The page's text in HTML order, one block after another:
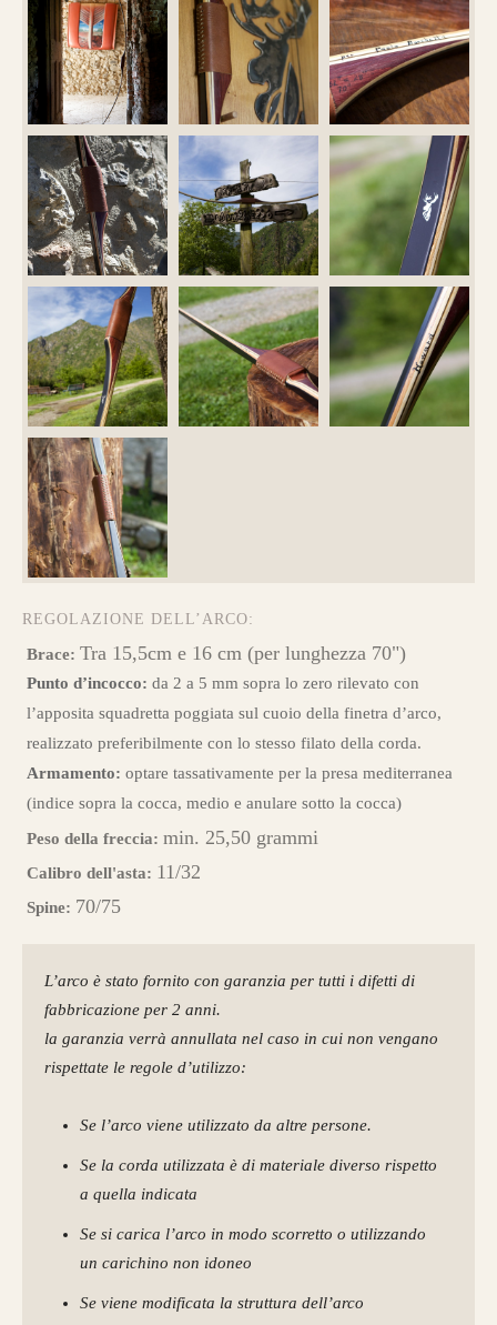
REGOLAZIONE DELL’ARCO:
Brace: Tra 15,5cm e 16 cm (per lunghezza 70")
Punto d’incocco: da 2 a 5 mm sopra lo zero rilevato con
l’apposita squadretta poggiata sul cuoio della finetra d’arco,
realizzato preferibilmente con lo stesso filato della corda.
Armamento: optare tassativamente per la presa mediterranea
(indice sopra la cocca, medio e anulare sotto la cocca)
Peso della freccia: min. 25,50 grammi
Calibro dell'asta: 11/32
Spine: 70/75
L’arco è stato fornito con garanzia per tutti i difetti di
fabbricazione per 2 anni.
la garanzia verrà annullata nel caso in cui non vengano
rispettate le regole d’utilizzo:
Se l’arco viene utilizzato da altre persone.
Se la corda utilizzata è di materiale diverso rispetto
a quella indicata
Se si carica l’arco in modo scorretto o utilizzando
un carichino non idoneo
Se viene modificata la struttura dell’arco